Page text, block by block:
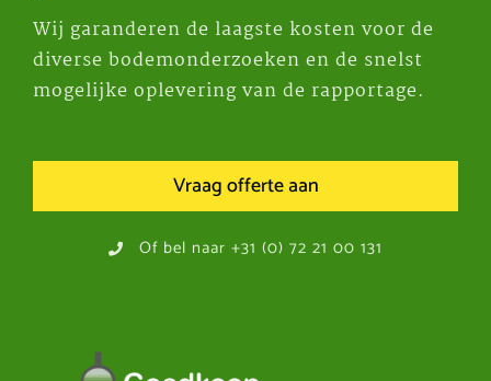
Wij garanderen de laagste kosten voor de
diverse bodemonderzoeken en de snelst
mogelijke oplevering van de rapportage.
Vraag offerte aan
Of bel naar +31 (0) 72 21 00 131